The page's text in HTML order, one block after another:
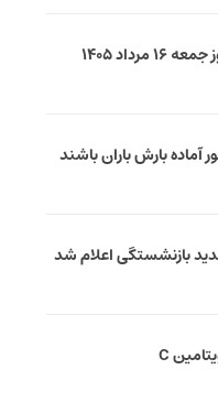
مرداد ۱۴۰۵
آماده بارش باران باشند
بازنشستگی اعلام شد